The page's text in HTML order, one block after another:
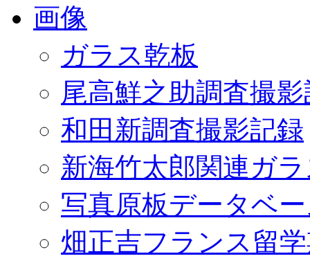
画像
ガラス乾板
尾高鮮之助調査撮
和田新調査撮影記録
新海竹太郎関連ガ
写真原板データベ
畑正吉フランス留